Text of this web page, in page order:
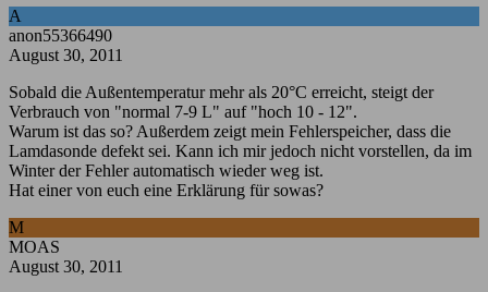
A
anon55366490
August 30, 2011
Sobald die Außentemperatur mehr als 20°C erreicht, steigt der
Verbrauch von "normal 7-9 L" auf "hoch 10 - 12".
Warum ist das so? Außerdem zeigt mein Fehlerspeicher, dass die
Lamdasonde defekt sei. Kann ich mir jedoch nicht vorstellen, da im
Winter der Fehler automatisch wieder weg ist.
Hat einer von euch eine Erklärung für sowas?
M
MOAS
August 30, 2011